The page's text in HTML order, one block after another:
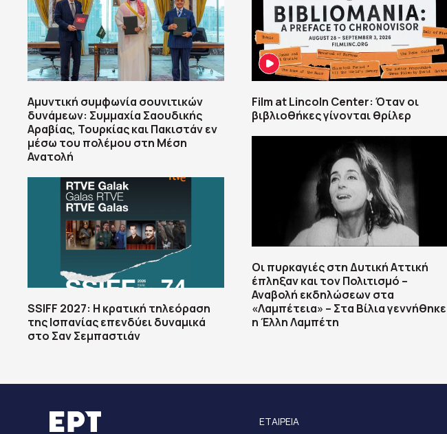
Αμυντική συμφωνία σουνιτικών
δυνάμεων: Συμμαχία Σαουδικής
Αραβίας, Τουρκίας και Πακιστάν εν
μέσω του πολέμου στη Μέση
Ανατολή
SSIFF 2027: Η κρατική τηλεόραση
της Ισπανίας επενδύει δυναμικά
στο Σαν Σεμπαστιάν
Film at Lincoln Center: Όταν οι
βιβλιοθήκες γίνονται θρίλερ
Οι πυρκαγιές στη Δυτική Αττική
έπληξαν και τον Πολιτισμό –
Αναβολή εκδηλώσεων στα
«Λαμπέτεια» – Στα Βίλια γεννήθηκε
η Έλλη Λαμπέτη
ΕΤΑΙΡΕΙΑ